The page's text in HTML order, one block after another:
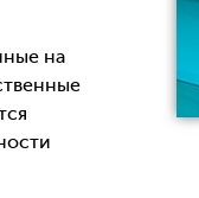
на